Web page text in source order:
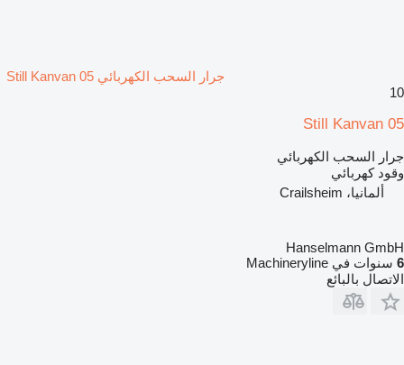
جرار السحب الكهربائي Still Kanvan 05
10
Still Kanvan 05
جرار السحب الكهربائي
وقود كهربائي
ألمانيا، Crailsheim
Hanselmann GmbH
6 سنوات في Machineryline
الاتصال بالبائع